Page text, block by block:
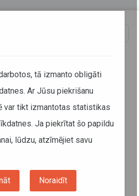
izmaiņas
pasūtītāja – Autotransporta
transporta pakalpojuma
pasažieru pārvadātājam ir
kad sabiedriskā
tiek izmantoti
līgumā. Par izmaiņām
direkcija divu līdz trīs dienu
tā izmanto obligāti
Ar Jūsu piekrišanu
var tikt izmantotas statistikas
Ja piekrītat šo papildu
lūdzu, atzīmējiet savu
Noraidīt